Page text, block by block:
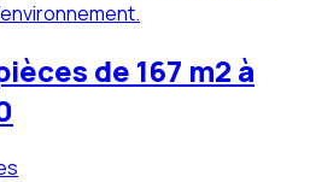
de 167 m2 à